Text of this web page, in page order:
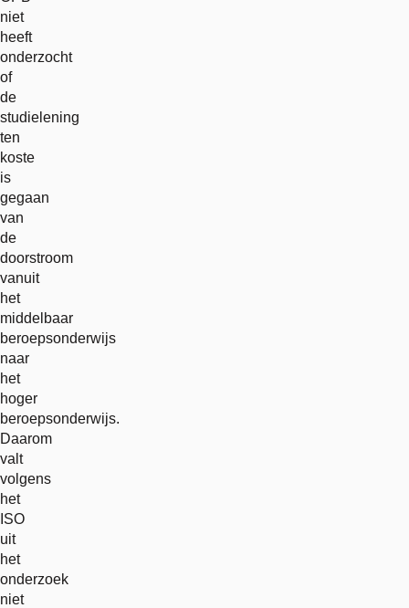
niet
heeft
onderzocht
of
de
studielening
ten
koste
is
gegaan
van
de
doorstroom
vanuit
het
middelbaar
beroepsonderwijs
naar
het
hoger
beroepsonderwijs.
Daarom
valt
volgens
het
ISO
uit
het
onderzoek
niet